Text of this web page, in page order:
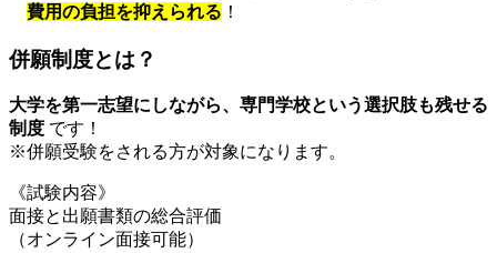
費用の負担を抑えられる ！
併願制度とは？
大学を第一志望にしながら、専門学校という選択肢も残せる
制度 です！
※併願受験をされる方が対象になります。
《試験内容》
面接と出願書類の総合評価
（オンライン面接可能）